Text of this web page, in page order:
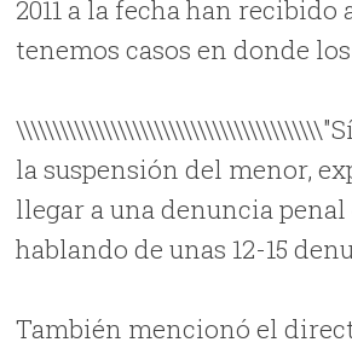
2011 a la fecha han
tenemos casos en donde
la suspensión del menor,
llegar a una denuncia penal
hablando de unas 12-15
También mencionó el